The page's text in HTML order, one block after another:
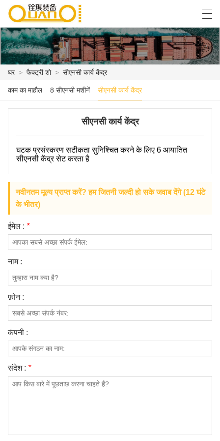
घर
मामला
फैक्ट्री शो
हमसे संपर्क करें
हमारे बारे में
العربية বাংলা ভাষার English Español
घर > फैक्ट्री शो > सीएनसी कार्य केंद्र
काम का माहौल 8 सीएनसी मशीनें सीएनसी कार्य केंद्र
सीएनसी कार्य केंद्र
घटक प्रसंस्करण सटीकता सुनिश्चित करने के लिए 6 आयातित
सीएनसी केंद्र सेट करता है
नवीनतम मूल्य प्राप्त करें? हम जितनी जल्दी हो सके जवाब देंगे (12 घंटे
के भीतर)
ईमेल : *
नाम :
फ़ोन :
कंपनी :
संदेश : *